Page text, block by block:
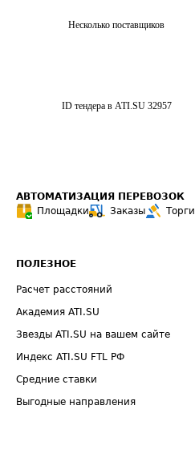
Несколько поставщиков
ID тендера в ATI.SU 32957
АВТОМАТИЗАЦИЯ ПЕРЕВОЗОК
Площадки
Заказы Торги
ПОЛЕЗНОЕ
Расчет расстояний
Академия ATI.SU
Звезды ATI.SU на вашем сайте
Индекс ATI.SU FTL РФ
Средние ставки
Выгодные направления